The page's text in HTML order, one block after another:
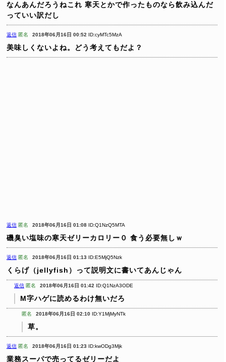
なんあんだろうねこれ 寒天とかで作ったものなら飲み込んだ
っていい訳だし
返信 匿名 2018年06月16日 00:52 ID:cyMTc5MzA
美味しくないよね。どう考えてもだよ？
返信 匿名 2018年06月16日 01:08 ID:Q1NzQ5MTA
磯臭い塩味の寒天ゼリーカロリー０ 食う必要無しｗ
返信 匿名 2018年06月16日 01:13 ID:E5MjQ5Nzk
くらげ（jellyfish）って説明文に書いてあんじゃん
返信 匿名 2018年06月16日 01:42 ID:Q1NzA3ODE
M字ハゲに読めるわけ無いだろ
匿名 2018年06月16日 02:10 ID:Y1MjMyNTk
草。
返信 匿名 2018年06月16日 01:23 ID:kwODg3Mjk
業務スーパで売ってるゼリーだよ